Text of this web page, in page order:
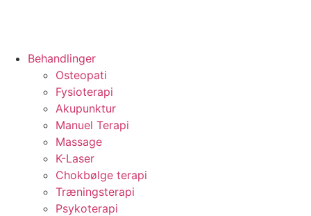
Behandlinger
Osteopati
Fysioterapi
Akupunktur
Manuel Terapi
Massage
K-Laser
Chokbølge terapi
Træningsterapi
Psykoterapi